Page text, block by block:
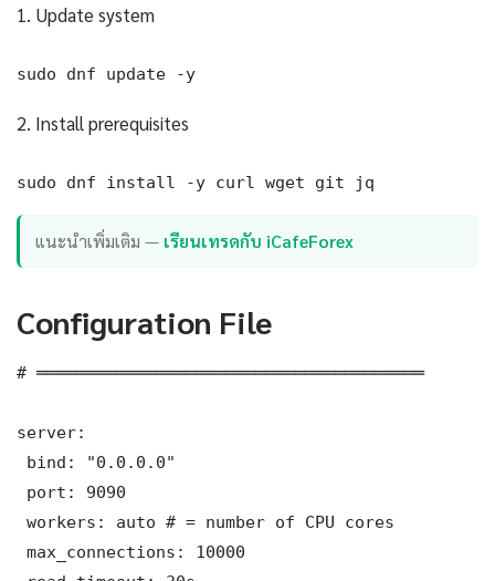
1. Update system
sudo dnf update -y
2. Install prerequisites
sudo dnf install -y curl wget git jq
แนะนำเพิ่มเติม — เรียนเทรดกับ iCafeForex
Configuration File
# ═══════════════════════════════════════
server:
bind: "0.0.0.0"
port: 9090
workers: auto # = number of CPU cores
max_connections: 10000